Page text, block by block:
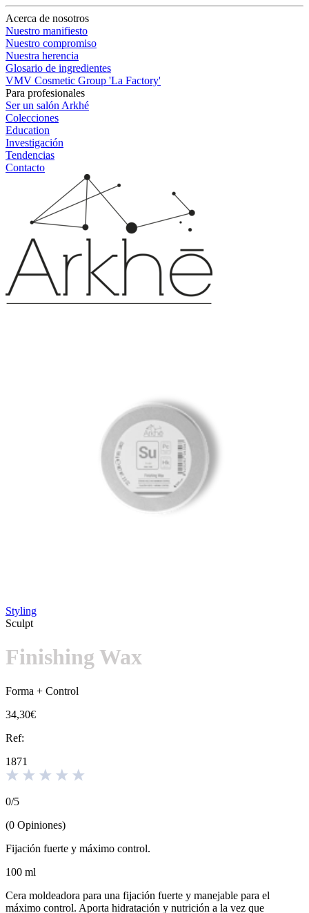
Acerca de nosotros
Nuestro manifiesto
Nuestro compromiso
Nuestra herencia
Glosario de ingredientes
VMV Cosmetic Group 'La Factory'
Para profesionales
Ser un salón Arkhé
Colecciones
Education
Investigación
Tendencias
Contacto
Styling
Sculpt
Finishing Wax
Forma + Control
34,30€
Ref:
1871
0/5
(0 Opiniones)
Fijación fuerte y máximo control.
100 ml
Cera moldeadora para una fijación fuerte y manejable para el
máximo control. Aporta hidratación y nutrición a la vez que